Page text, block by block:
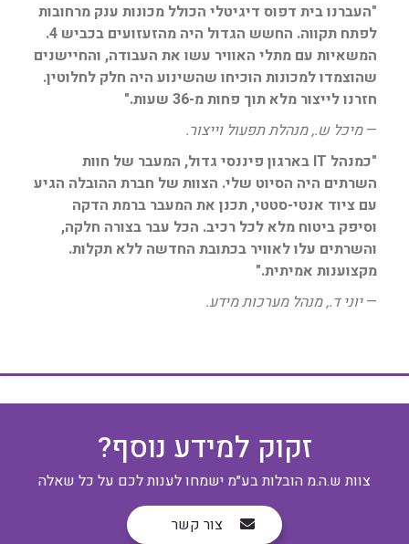
"העברנו בית דפוס דיגיטלי הכולל מכונות ענק מרחובות
לפתח תקווה. החשש הגדול היה מהזעזועים בכביש 4.
המשאיות עם מתלי האוויר עשו את העבודה, והחיישנים
שהוצמדו למכונות הוכיחו שהשינוע היה חלק לחלוטין.
חזרנו לייצור מלא תוך פחות מ-36 שעות."
—מיכל ש., מנהלת תפעול וייצור.
"כמנהל IT בארגון פיננסי גדול, המעבר של חוות
השרתים היה הסיוט שלי. הצוות של חברת ההובלה הגיע
עם ציוד אנטי-סטטי, תכנן את המעבר ברמת הדקה
וסיפק ביטוח מלא לכל רכיב. הכל עבר בצורה חלקה,
והשרתים עלו לאוויר בכתובת החדשה ללא תקלות.
מקצוענות אמיתית."
—יוני ד., מנהל מערכות מידע.
זקוק למידע נוסף?
צוות ש.ה.מ הובלות בע״מ ישמחו לענות לכם על כל שאלה
צור קשר